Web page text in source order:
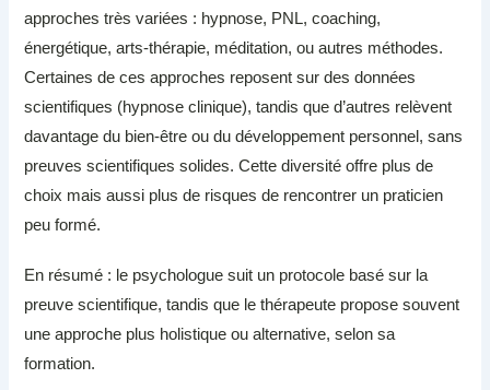
approches très variées : hypnose, PNL, coaching,
énergétique, arts-thérapie, méditation, ou autres méthodes.
Certaines de ces approches reposent sur des données
scientifiques (hypnose clinique), tandis que d’autres relèvent
davantage du bien-être ou du développement personnel, sans
preuves scientifiques solides. Cette diversité offre plus de
choix mais aussi plus de risques de rencontrer un praticien
peu formé.
En résumé : le psychologue suit un protocole basé sur la
preuve scientifique, tandis que le thérapeute propose souvent
une approche plus holistique ou alternative, selon sa
formation.